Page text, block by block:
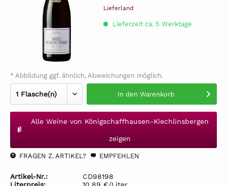
Lieferland
Lieferzeit ca. 5 Werktage
* Abbildung ggf. ähnlich, Abweichungen möglich.
In den Warenkorb
Alle Weine von Königschaffhausen-Kiechlinsbergen
zeigen
FRAGEN Z. ARTIKEL? EMPFEHLEN
Artikel-Nr.:
CD98198